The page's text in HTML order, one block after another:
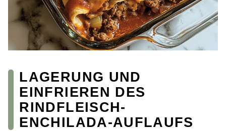
LAGERUNG UND
EINFRIEREN DES
RINDFLEISCH-
ENCHILADA-AUFLAUFS